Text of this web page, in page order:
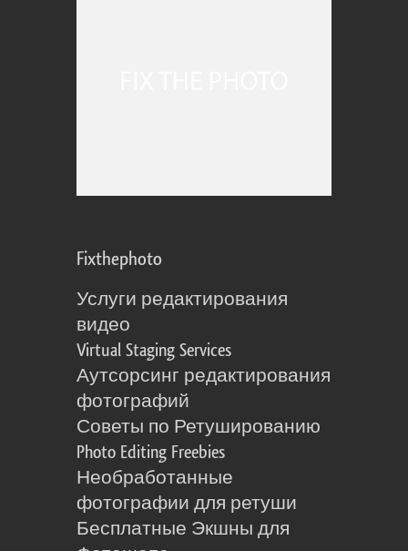
Fixthephoto
Услуги редактирования
видео
Virtual Staging Services
Аутсорсинг редактирования
фотографий
Советы по Ретушированию
Photo Editing Freebies
Необработанные
фотографии для ретуши
Бесплатные Экшны для